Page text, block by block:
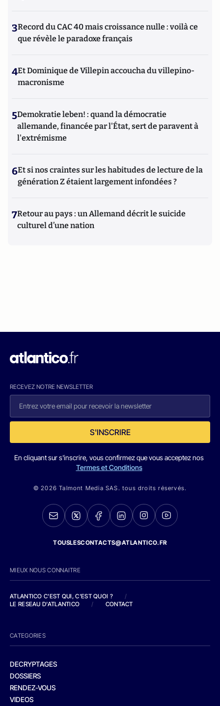
3Record du CAC 40 mais croissance nulle : voilà ce
que révèle le paradoxe français
4Et Dominique de Villepin accoucha du villepino-
macronisme
5Demokratie leben! : quand la démocratie
allemande, financée par l'État, sert de paravent à
l'extrémisme
6Et si nos craintes sur les habitudes de lecture de la
génération Z étaient largement infondées ?
7Retour au pays : un Allemand décrit le suicide
culturel d’une nation
RECEVEZ NOTRE NEWSLETTER
S'INSCRIRE
En cliquant sur s'inscrire, vous confirmez que vous acceptez nos
Termes et Conditions
© 2026 Talmont Media SAS. tous droits réservés.
TOUSLESCONTACTS@ATLANTICO.FR
MIEUX NOUS CONNAITRE
ATLANTICO C'EST QUI, C'EST QUOI ?
/
LE RESEAU D'ATLANTICO
/ CONTACT
CATEGORIES
DECRYPTAGES
DOSSIERS
RENDEZ-VOUS
VIDEOS